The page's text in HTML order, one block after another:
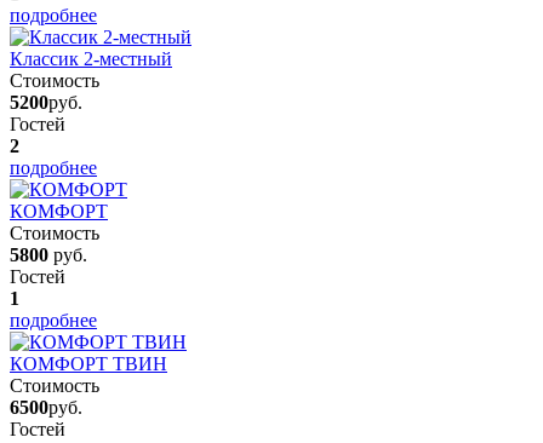
подробнее
Классик 2-местный
Стоимость
5200руб.
Гостей
2
подробнее
КОМФОРТ
Стоимость
5800 руб.
Гостей
1
подробнее
КОМФОРТ ТВИН
Стоимость
6500руб.
Гостей